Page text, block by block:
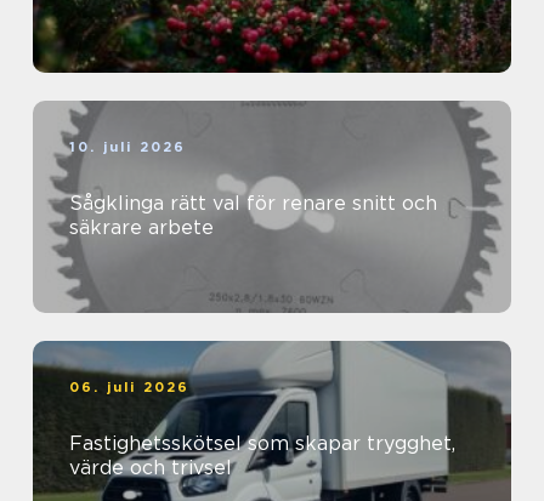
10. juli 2026
Sågklinga rätt val för renare snitt och
säkrare arbete
06. juli 2026
Fastighetsskötsel som skapar trygghet,
värde och trivsel